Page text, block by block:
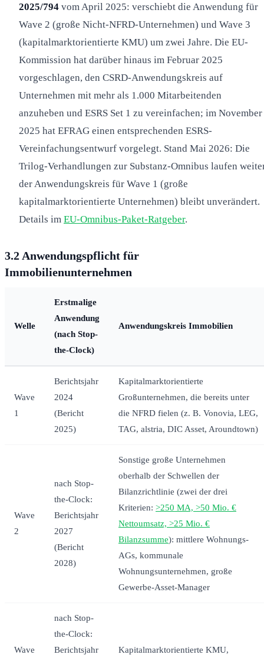
2025/794 vom April 2025: verschiebt die Anwendung für
Wave 2 (große Nicht-NFRD-Unternehmen) und Wave 3
(kapitalmarktorientierte KMU) um zwei Jahre. Die EU-
Kommission hat darüber hinaus im Februar 2025
vorgeschlagen, den CSRD-Anwendungskreis auf
Unternehmen mit mehr als 1.000 Mitarbeitenden
anzuheben und ESRS Set 1 zu vereinfachen; im November
2025 hat EFRAG einen entsprechenden ESRS-
Vereinfachungsentwurf vorgelegt. Stand Mai 2026: Die
Trilog-Verhandlungen zur Substanz-Omnibus laufen
der Anwendungskreis für Wave 1 (große
kapitalmarktorientierte Unternehmen) bleibt unverändert.
Details im EU-Omnibus-Paket-Ratgeber.
3.2 Anwendungspflicht für
Immobilienunternehmen
Welle
Erstmalige
Anwendung
(nach Stop-
the-Clock)
Anwendungskreis Immobilien
Wave
1
Berichtsjahr
2024
(Bericht
2025)
Kapitalmarktorientierte
Großunternehmen, die bereits unter
die NFRD fielen (z. B. Vonovia, LEG,
TAG, alstria, DIC Asset, Aroundtown)
Wave
2
nach Stop-
the-Clock:
Berichtsjahr
2027
(Bericht
2028)
Sonstige große Unternehmen
oberhalb der Schwellen der
Bilanzrichtlinie (zwei der drei
Kriterien: >250 MA, >50 Mio. €
Nettoumsatz, >25 Mio. €
Bilanzsumme): mittlere Wohnungs-
AGs, kommunale
Wohnungsunternehmen, große
Gewerbe-Asset-Manager
Wave
nach Stop-
the-Clock:
Berichtsjahr
Kapitalmarktorientierte KMU,